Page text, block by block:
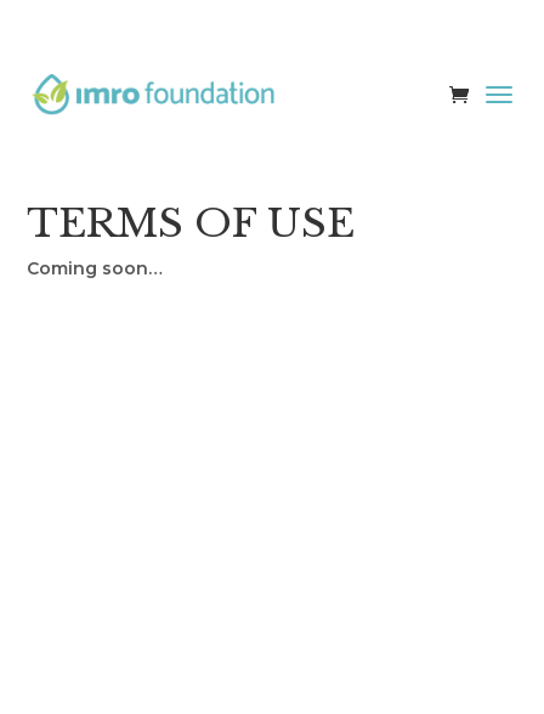
TERMS OF USE
Coming soon…